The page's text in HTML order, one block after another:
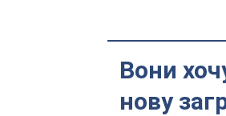
Вони
нову